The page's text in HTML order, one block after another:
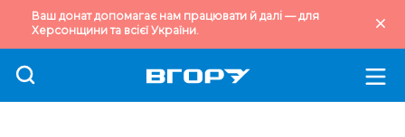
Ваш донат допомагає нам працювати й далі — для
Херсонщини та всієї України.